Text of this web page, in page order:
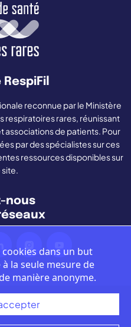
reconnue par le Ministère
respiratoires rares, réunissant
de patients. Pour
par des spécialistes sur ces
ressources disponibles sur
site.
nous
cookies dans un but
la seule mesure de
manière anonyme.